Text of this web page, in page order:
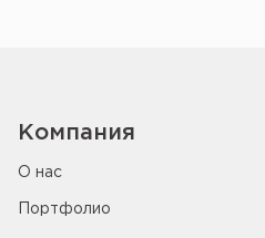
Компания
О нас
Портфолио